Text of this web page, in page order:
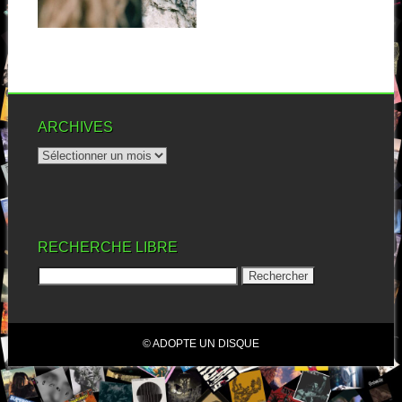
Wilhelmina date de 2008....
▶
ARCHIVES
RECHERCHE LIBRE
© ADOPTE UN DISQUE